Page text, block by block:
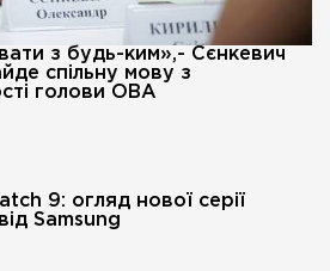
з будь-ким»,- Сєнкевич
спільну мову з
голови ОВА
9: огляд нової серії
Samsung